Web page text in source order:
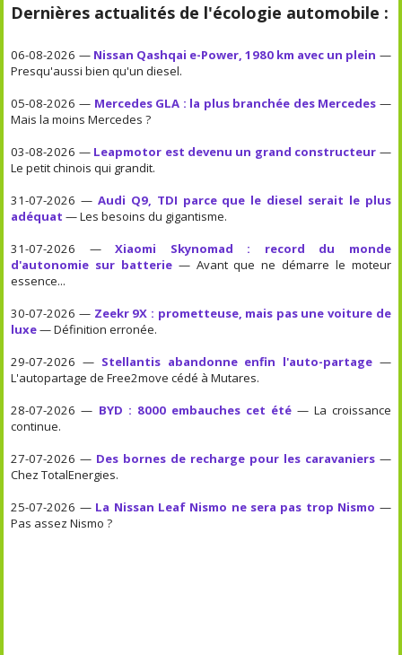
Dernières actualités de l'écologie automobile :
06-08-2026 — Nissan Qashqai e-Power, 1980 km avec un plein —
Presqu'aussi bien qu'un diesel.
05-08-2026 — Mercedes GLA : la plus branchée des Mercedes —
Mais la moins Mercedes ?
03-08-2026 — Leapmotor est devenu un grand constructeur —
Le petit chinois qui grandit.
31-07-2026 —Audi Q9, TDI parce que le diesel serait le plus
adéquat — Les besoins du gigantisme.
31-07-2026 —Xiaomi Skynomad : record du monde
d'autonomie sur batterie — Avant que ne démarre le moteur
essence...
30-07-2026 — Zeekr 9X : prometteuse, mais pas une voiture de
luxe— Définition erronée.
29-07-2026 — Stellantis abandonne enfin l'auto-partage—
L'autopartage de Free2move cédé à Mutares.
28-07-2026 — BYD : 8000 embauches cet été— La croissance
continue.
27-07-2026 — Des bornes de recharge pour les caravaniers—
Chez TotalEnergies.
25-07-2026 — La Nissan Leaf Nismo ne sera pas trop Nismo —
Pas assez Nismo ?